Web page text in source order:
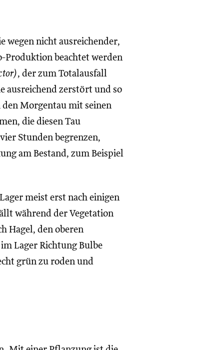
wegen nicht ausreichender,
Produktion beachtet werden
, der zum Totalausfall
ausreichend zerstört und so
Morgentau mit seinen
die diesen Tau
Stunden begrenzen,
am Bestand, zum Beispiel
meist erst nach einigen
während der Vegetation
Hagel, den oberen
Lager Richtung Bulbe
grün zu roden und